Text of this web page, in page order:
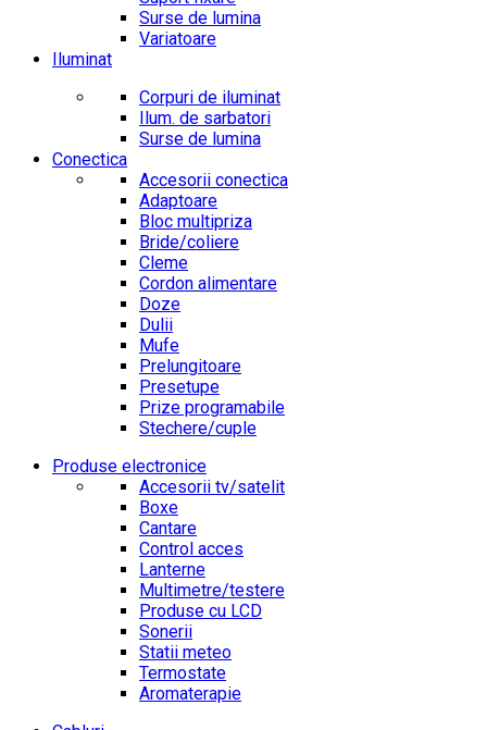
Surse de lumina
Variatoare
Iluminat
Corpuri de iluminat
Ilum. de sarbatori
Surse de lumina
Conectica
Accesorii conectica
Adaptoare
Bloc multipriza
Bride/coliere
Cleme
Cordon alimentare
Doze
Dulii
Mufe
Prelungitoare
Presetupe
Prize programabile
Stechere/cuple
Produse electronice
Accesorii tv/satelit
Boxe
Cantare
Control acces
Lanterne
Multimetre/testere
Produse cu LCD
Sonerii
Statii meteo
Termostate
Aromaterapie